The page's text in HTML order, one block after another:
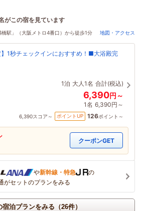
あり、都会の中心でゆったり寛げると大好
がこの宿を見ています
分前に予約されました
駅」（大阪メトロ4番口）から徒歩1分 地図・アクセス
】1秒チェックインにおすすめ！■大浴殿完
1泊 大人1名 合計(税込)
6,390円～
1名 6,390円～
6,390スコア～ ポイントUP 126ポイント～
クーポンGET
や新幹線・特急
の
がセットのプランをみる
泊プランをみる（26件）